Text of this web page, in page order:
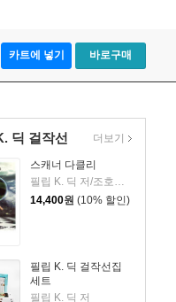
카트에 넣기 바로구매
딕 걸작선
스캐너 다클리
필립 K. 딕 저/조호근 역
14,400원 (10% 할인)
필립 K. 딕 걸작선집
세트
필립 K. 딕 저
더보기